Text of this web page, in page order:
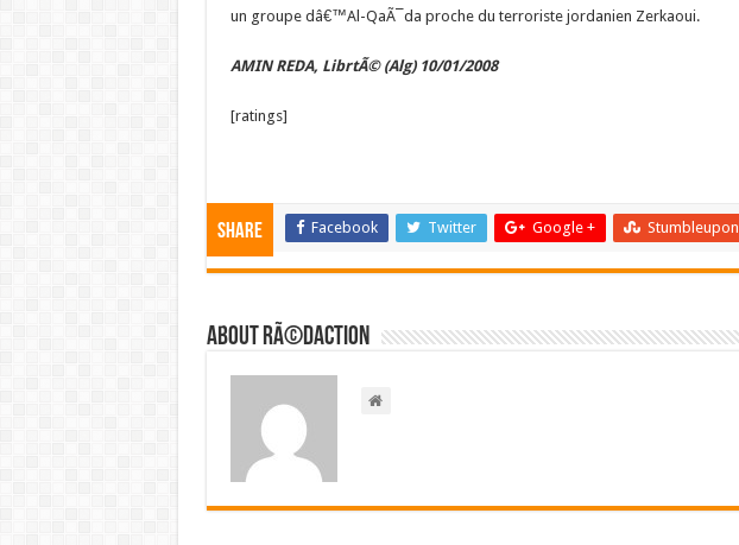
un groupe dâ€™Al-QaÃ¯da proche du terroriste jordanien Zerkaoui.
AMIN REDA, LibrtÃ© (Alg) 10/01/2008
[ratings]
Share Facebook Twitter Google + Stumbleupon
About RÃ©daction